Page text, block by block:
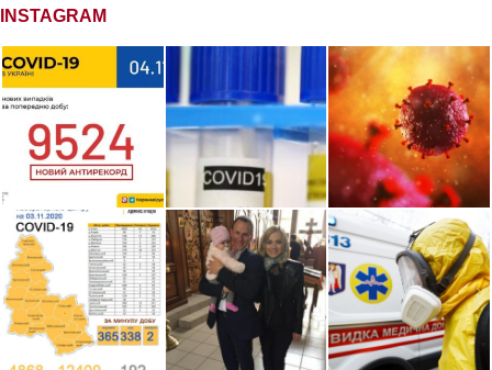
INSTAGRAM